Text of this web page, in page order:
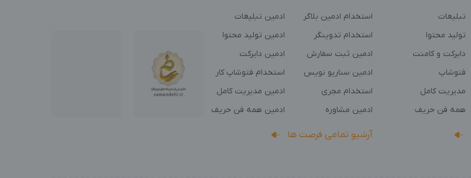
تبلیغات
تولید محتوا
دایرکت و کامنت
فتوشاپ
مدیریت کامل
همه فن حریف
استخدام ادمین بلاگر
ادمین تبلیغات
استخدام تدوینگر
ادمین تولید محتوا
ادمین ثبت سفارش
ادمین دایرکت
ادمین سناریو نویس
استخدام فتوشاپ کار
استخدام مجری
ادمین مدیریت کامل
ادمین مشاوره
ادمین همه فن حریف
آرشیو تمامی فرصت ها